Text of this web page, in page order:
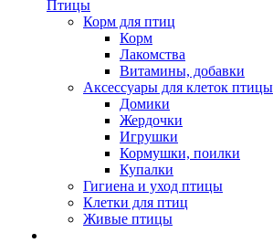
Птицы
Корм для птиц
Корм
Лакомства
Витамины, добавки
Аксессуары для клеток птицы
Домики
Жердочки
Игрушки
Кормушки, поилки
Купалки
Гигиена и уход птицы
Клетки для птиц
Живые птицы